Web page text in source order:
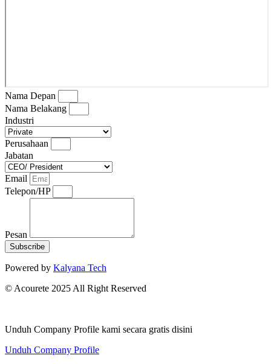
Nama Depan
Nama Belakang
Industri
Perusahaan
Jabatan
Email
Telepon/HP
Pesan
Subscribe
Powered by Kalyana Tech
© Acourete 2025 All Right Reserved
Unduh Company Profile kami secara gratis disini
Unduh Company Profile